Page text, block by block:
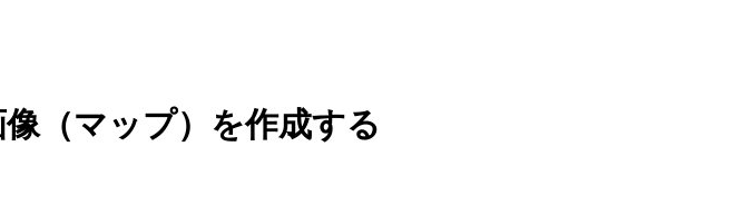
（マップ）を作成する